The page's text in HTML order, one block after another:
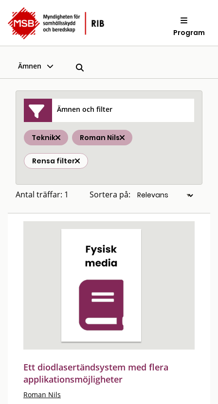
Program
Ämnen
Ämnen och filter
Teknik Roman Nils
Rensa filter
Antal träffar: 1 Sortera på:
Ett diodlasertändsystem med flera
applikationsmöjligheter
Roman Nils